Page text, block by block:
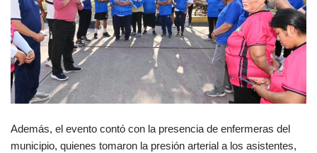
Además, el evento contó con la presencia de enfermeras del
municipio, quienes tomaron la presión arterial a los asistentes,